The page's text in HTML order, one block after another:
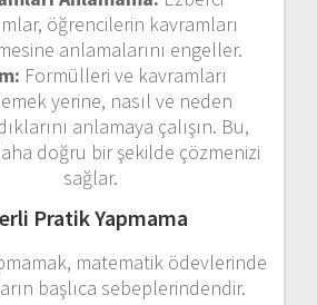
öğrencilerin kavramları
anlamalarını engeller.
Formülleri ve kavramları
yerine, nasıl ve neden
anlamaya çalışın. Bu,
doğru bir şekilde çözmenizi
sağlar.
Pratik Yapmama
matematik ödevlerinde
başlıca sebeplerindendir.